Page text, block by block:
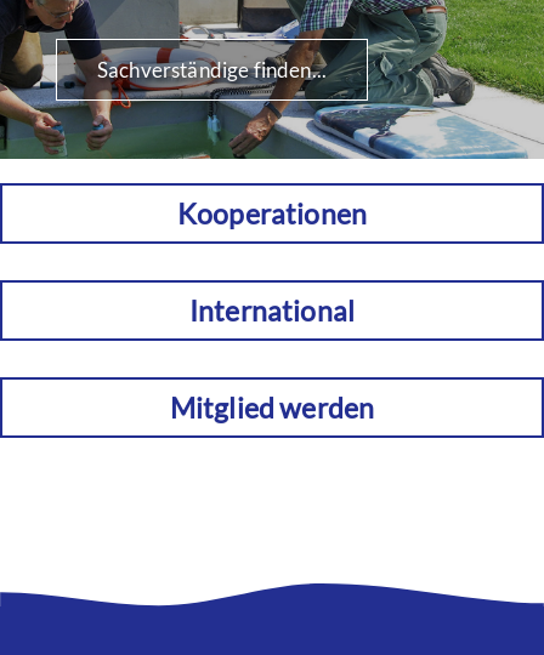
Sachverständige finden...
Kooperationen
International
Mitglied werden